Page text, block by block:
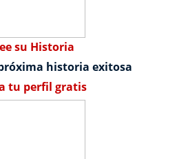
su Historia
historia exitosa
tu perfil gratis